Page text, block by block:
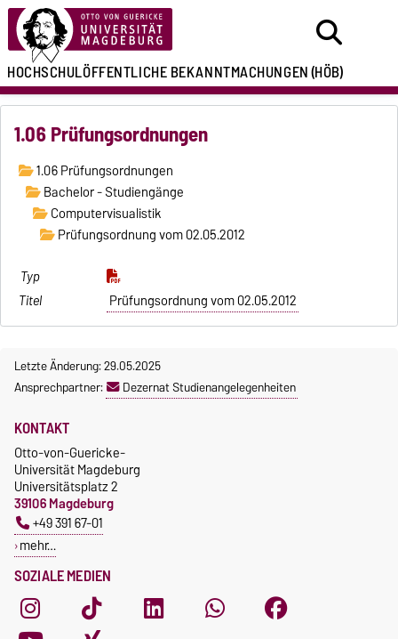
HOCHSCHULÖFFENTLICHEBEKANNTMACHUNGEN(HÖB)
1.06 Prüfungsordnungen
1.06 Prüfungsordnungen
Bachelor - Studiengänge
Computervisualistik
Prüfungsordnung vom 02.05.2012
Prüfungsordnung vom 02.05.2012
Letzte Änderung: 29.05.2025
Ansprechpartner:
Dezernat Studienangelegenheiten
SOZIALE MEDIEN
KONTAKT
Otto-von-Guericke-
Universität Magdeburg
Universitätsplatz 2
39106 Magdeburg
+49 391 67-01
mehr…